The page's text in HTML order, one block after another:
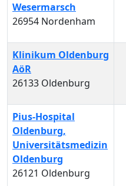
Wesermarsch
26954 Nordenham
Klinikum Oldenburg
AöR
26133 Oldenburg
Pius-Hospital
Oldenburg,
Universitätsmedizin
Oldenburg
26121 Oldenburg